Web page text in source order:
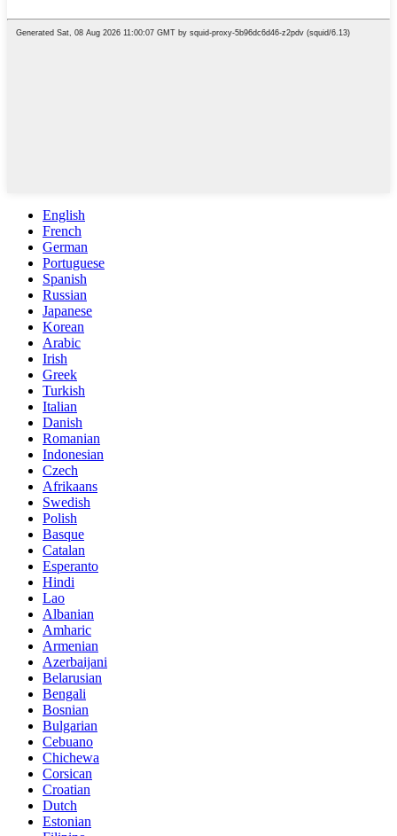
English
French
German
Portuguese
Spanish
Russian
Japanese
Korean
Arabic
Irish
Greek
Turkish
Italian
Danish
Romanian
Indonesian
Czech
Afrikaans
Swedish
Polish
Basque
Catalan
Esperanto
Hindi
Lao
Albanian
Amharic
Armenian
Azerbaijani
Belarusian
Bengali
Bosnian
Bulgarian
Cebuano
Chichewa
Corsican
Croatian
Dutch
Estonian